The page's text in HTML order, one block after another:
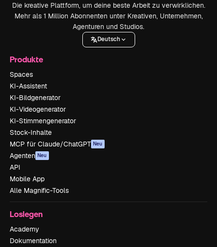
Die kreative Plattform, um deine beste Arbeit zu verwirklichen.
Mehr als 1 Million Abonnenten unter Kreativen, Unternehmen,
Agenturen und Studios.
Deutsch
Produkte
Spaces
KI-Assistent
KI-Bildgenerator
KI-Videogenerator
KI-Stimmengenerator
Stock-Inhalte
MCP für Claude/ChatGPT Neu
Agenten Neu
API
Mobile App
Alle Magnific-Tools
Loslegen
Academy
Dokumentation